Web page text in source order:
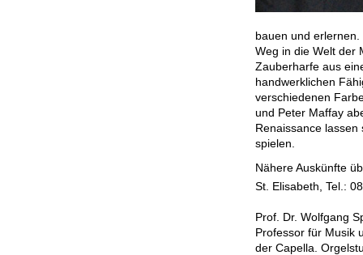
bauen und
Weg in die Welt der
Zauberharfe aus
handwerklichen
verschiedenen
und Peter Maffay
Renaissance
spielen.
Nähere Auskünfte
St. Elisabeth, Tel.:
Prof. Dr. Wolfgang
Professor für Musik
der Capella.